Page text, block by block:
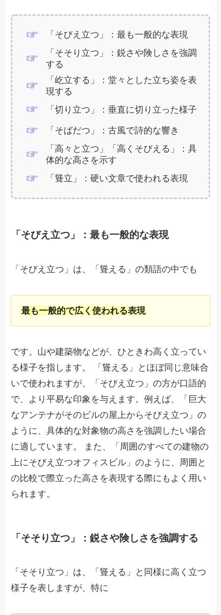
「そびえ立つ」：最も一般的な表現
「そそり立つ」：鋭さや険しさを強調
する
「屹立する」：堂々とした立ち姿を表
現する
「切り立つ」：垂直に切り立った様子
「そばだつ」：古風で詩的な響き
「高々と立つ」「高くそびえる」：具
体的な高さを示す
「聳立」：硬い文章で使われる表現
「そびえ立つ」：最も一般的な表現
「そびえ立つ」は、「聳える」の類語の中でも
最も一般的で広く使われる表現
です。山や建築物などが、ひときわ高く立ってい
る様子を指します。 「聳える」とほぼ同じ意味合
いで使われますが、「そびえ立つ」の方が口語的
で、より平易な印象を与えます。例えば、「巨大
なアンテナがそのビルの屋上からそびえ立つ」の
ように、具体的な対象物の高さを強調したい場合
に適しています。 また、「周囲のすべての建物の
上にそびえ立つオフィスビル」のように、周囲と
の比較で際立った高さを表現する際にもよく用い
られます。
「そそり立つ」：鋭さや険しさを強調する
「そそり立つ」は、「聳える」と同様に高く立つ
様子を表しますが、特に